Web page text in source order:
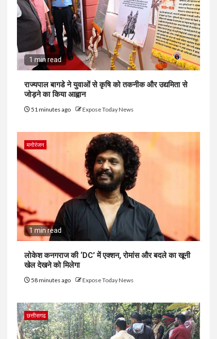
1 min read
राज्यपाल बागडे ने युवाओं से कृषि को तकनीक और उद्यमिता से
जोड़ने का किया आह्वान
51 minutes ago Expose Today News
मनोरंजन
1 min read
लोकेश कनगराज की ‘DC’ में एक्शन, रोमांस और बदले का खूनी
खेल देखने को मिलेगा
58 minutes ago Expose Today News
छत्तीसगढ